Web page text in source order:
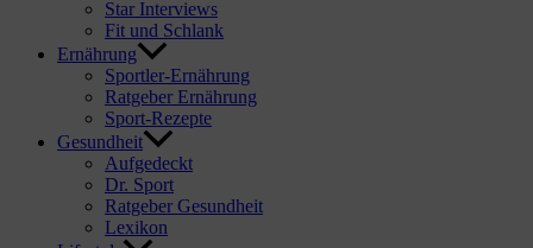
Star Interviews
Fit und Schlank
Ernährung
Sportler-Ernährung
Ratgeber Ernährung
Sport-Rezepte
Gesundheit
Aufgedeckt
Dr. Sport
Ratgeber Gesundheit
Lexikon